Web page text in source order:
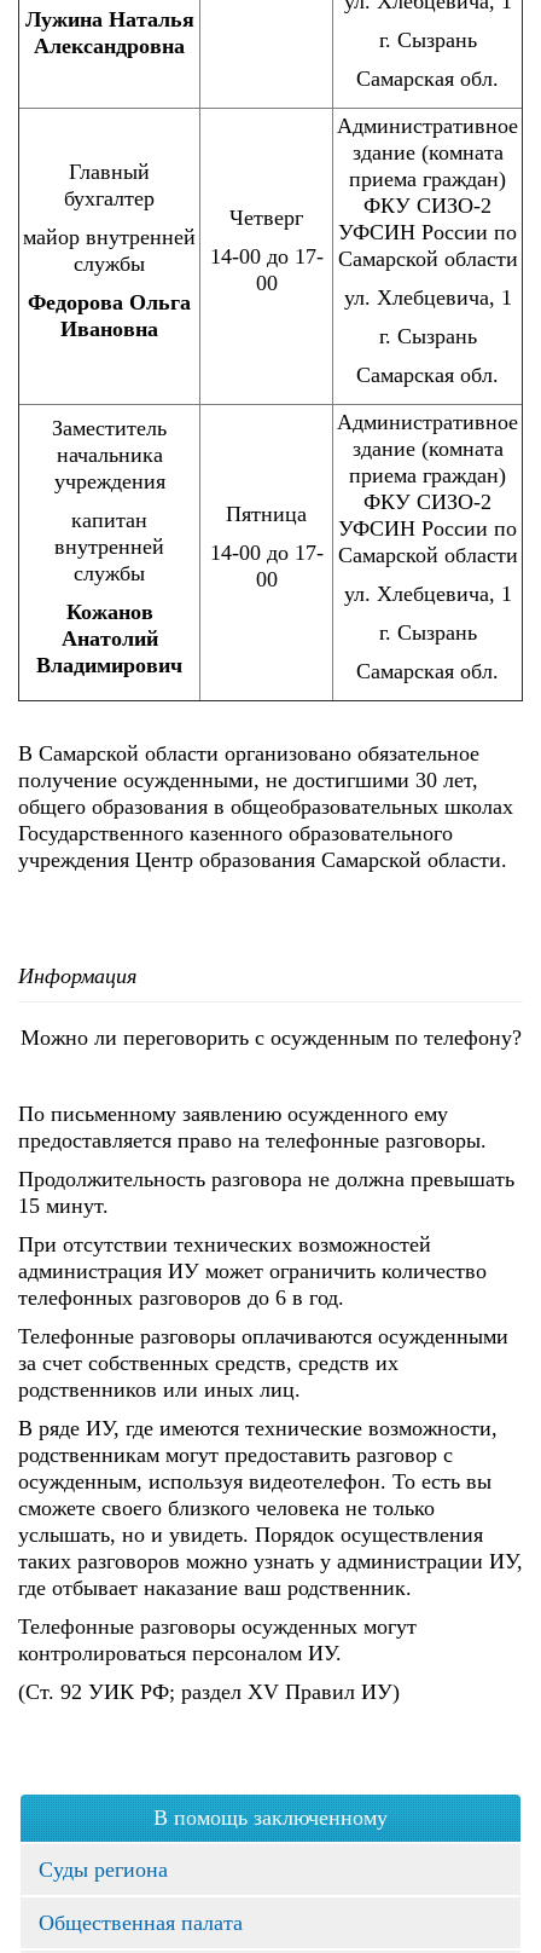
Лужина Наталья
Александровна
г. Сызрань
Самарская обл.
Главный
бухгалтер
майор внутренней
службы
Федорова Ольга
Ивановна
Четверг
14-00 до 17-
00
Административное
здание (комната
приема граждан)
ФКУ СИЗО-2
УФСИН России по
Самарской области
ул. Хлебцевича, 1
г. Сызрань
Самарская обл.
Заместитель
начальника
учреждения
капитан
внутренней
службы
Кожанов
Анатолий
Владимирович
Пятница
14-00 до 17-
00
Административное
здание (комната
приема граждан)
ФКУ СИЗО-2
УФСИН России по
Самарской области
ул. Хлебцевича, 1
г. Сызрань
Самарская обл.
В Самарской области организовано обязательное
получение осужденными, не достигшими 30 лет,
общего образования в общеобразовательных школах
Государственного казенного образовательного
учреждения Центр образования Самарской области.
Информация
Можно ли переговорить с осужденным по телефону?
По письменному заявлению осужденного ему
предоставляется право на телефонные разговоры.
Продолжительность разговора не должна превышать
15 минут.
При отсутствии технических возможностей
администрация ИУ может ограничить количество
телефонных разговоров до 6 в год.
Телефонные разговоры оплачиваются осужденными
за счет собственных средств, средств их
родственников или иных лиц.
В ряде ИУ, где имеются технические возможности,
родственникам могут предоставить разговор с
осужденным, используя видеотелефон. То есть вы
сможете своего близкого человека не только
услышать, но и увидеть. Порядок осуществления
таких разговоров можно узнать у администрации ИУ,
где отбывает наказание ваш родственник.
Телефонные разговоры осужденных могут
контролироваться персоналом ИУ.
(Ст. 92 УИК РФ; раздел XV Правил ИУ)
В помощь заключенному
Суды региона
Общественная палата